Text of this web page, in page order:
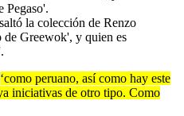
la colección de Renzo
Greewok', y quien es
‘como peruano, así como hay este
iniciativas de otro tipo. Como